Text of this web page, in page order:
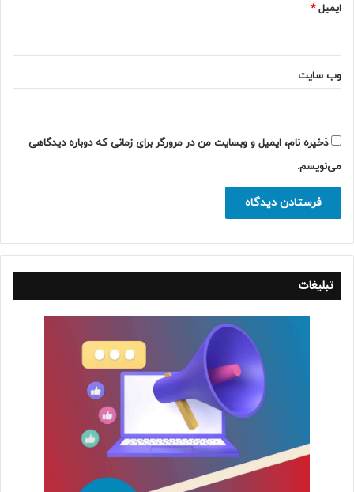
ایمیل*
وب‌ سایت
ذخیره نام، ایمیل و وبسایت من در مرورگر برای زمانی که دوباره دیدگاهی
می‌نویسم.
تبلیغات